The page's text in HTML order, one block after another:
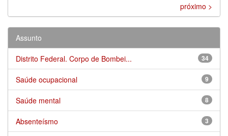
próximo >
Assunto
34
Distrito Federal. Corpo de Bombei...
9
Saúde ocupacional
8
Saúde mental
3
Absenteísmo